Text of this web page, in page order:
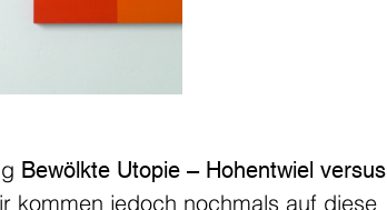
Bewölkte Utopie – Hohentwiel versus
kommen jedoch nochmals auf diese